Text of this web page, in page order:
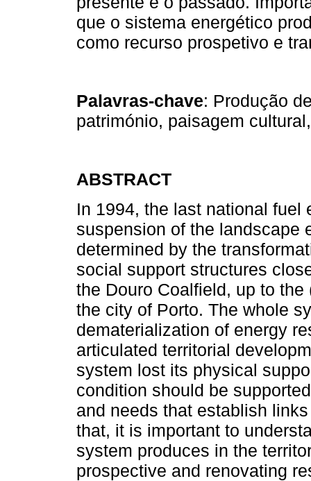
que o sistema energético
como recurso prospetivo e
Palavras-chave: Produção
património, paisagem
ABSTRACT
In 1994, the last national
suspension of the landscape
determined by the
social support structures
the Douro Coalfield, up to
the city of Porto. The whole
dematerialization of energy
articulated territorial
system lost its physical
condition should be
and needs that establish
that, it is important to
system produces in the
prospective and renovating